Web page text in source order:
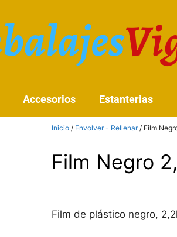
Accesorios Estanterias
Inicio / Envolver - Rellenar/ Film
Film Negro
Film de plástico negro,